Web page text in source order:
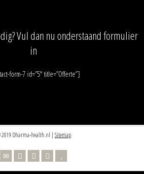
Vul dan nu onderstaand formulier
in
form-7 id=”5″ title=”Offerte”]
Dharma-health.nl | Sitemap